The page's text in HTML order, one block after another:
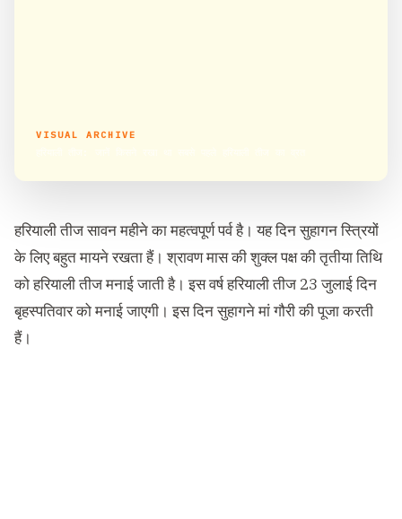
VISUAL ARCHIVE
हरियाली तीज सावन महीने का महत्वपूर्ण पर्व है। यह दिन सुहागन स्त्रियों
के लिए बहुत मायने रखता हैं। श्रावण मास की शुक्ल पक्ष की तृतीया तिथि
को हरियाली तीज मनाई जाती है। इस वर्ष हरियाली तीज 23 जुलाई दिन
बृहस्पतिवार को मनाई जाएगी। इस दिन सुहागने मां गौरी की पूजा करती
हैं।